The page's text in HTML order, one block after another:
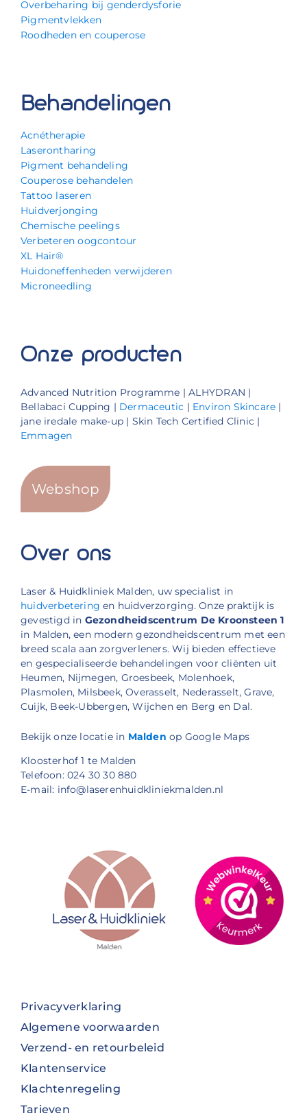
Overbeharing bij genderdysforie
Pigmentvlekken
Roodheden en couperose
Behandelingen
Acnétherapie
Laserontharing
Pigment behandeling
Couperose behandelen
Tattoo laseren
Huidverjonging
Chemische peelings
Verbeteren oogcontour
XL Hair®
Huidoneffenheden verwijderen
Microneedling
Onze producten
Advanced Nutrition Programme | ALHYDRAN |
Bellabaci Cupping | Dermaceutic | Environ Skincare |
jane iredale make-up | Skin Tech Certified Clinic |
Emmagen
Webshop
Over ons
Laser & Huidkliniek Malden, uw specialist in
huidverbetering en huidverzorging. Onze praktijk is
gevestigd in Gezondheidscentrum De Kroonsteen 1
in Malden, een modern gezondheidscentrum met een
breed scala aan zorgverleners. Wij bieden effectieve
en gespecialiseerde behandelingen voor cliënten uit
Heumen, Nijmegen, Groesbeek, Molenhoek,
Plasmolen, Milsbeek, Overasselt, Nederasselt, Grave,
Cuijk, Beek-Ubbergen, Wijchen en Berg en Dal.
Bekijk onze locatie in Malden op Google Maps
Kloosterhof 1 te Malden
Telefoon: 024 30 30 880
E-mail: info@laserenhuidkliniekmalden.nl
Privacyverklaring
Algemene voorwaarden
Verzend- en retourbeleid
Klantenservice
Klachtenregeling
Tarieven